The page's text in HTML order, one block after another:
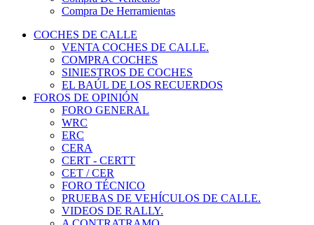
COCHES DE CALLE
VENTA COCHES DE CALLE.
COMPRA COCHES
SINIESTROS DE COCHES
EL BAÚL DE LOS RECUERDOS
FOROS DE OPINIÓN
FORO GENERAL
WRC
ERC
CERA
CERT - CERTT
CET / CER
FORO TÉCNICO
PRUEBAS DE VEHÍCULOS DE CALLE.
VIDEOS DE RALLY.
A CONTRATRAMO
TIENDA ONLINE